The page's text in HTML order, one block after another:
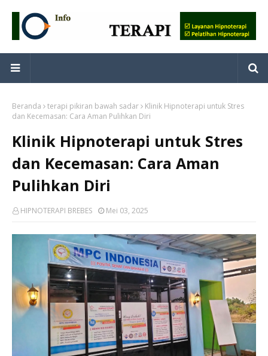
Beranda terapi pikiran bawah sadar
Klinik Hipnoterapi untuk Stres
dan Kecemasan: Cara Aman Pulihkan Diri
Klinik Hipnoterapi untuk Stres
dan Kecemasan: Cara Aman
Pulihkan Diri
HIPNOTERAPI BREBES Mei 03, 2025